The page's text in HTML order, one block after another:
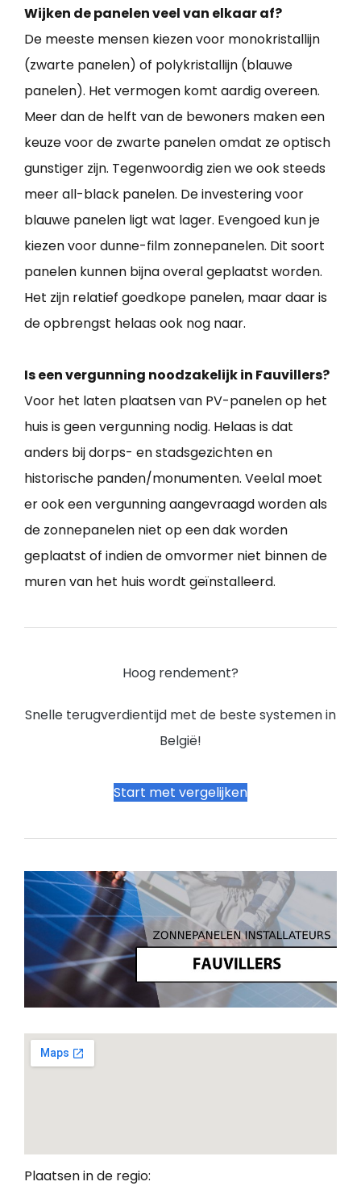
Wijken de panelen veel van elkaar af?
De meeste mensen kiezen voor monokristallijn
(zwarte panelen) of polykristallijn (blauwe
panelen). Het vermogen komt aardig overeen.
Meer dan de helft van de bewoners maken een
keuze voor de zwarte panelen omdat ze optisch
gunstiger zijn. Tegenwoordig zien we ook steeds
meer all-black panelen. De investering voor
blauwe panelen ligt wat lager. Evengoed kun je
kiezen voor dunne-film zonnepanelen. Dit soort
panelen kunnen bijna overal geplaatst worden.
Het zijn relatief goedkope panelen, maar daar is
de opbrengst helaas ook nog naar.
Is een vergunning noodzakelijk in Fauvillers?
Voor het laten plaatsen van PV-panelen op het
huis is geen vergunning nodig. Helaas is dat
anders bij dorps- en stadsgezichten en
historische panden/monumenten. Veelal moet
er ook een vergunning aangevraagd worden als
de zonnepanelen niet op een dak worden
geplaatst of indien de omvormer niet binnen de
muren van het huis wordt geïnstalleerd.
Hoog rendement?
Snelle terugverdientijd met de beste systemen in
België!
Start met vergelijken
Plaatsen in de regio: